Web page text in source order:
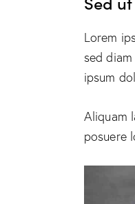
Lorem
sed
ipsum
Aliquam
posuere